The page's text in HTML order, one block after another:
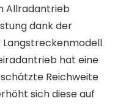
Allradantrieb
dank der
Langstreckenmodell
hat eine
Reichweite
sich diese auf